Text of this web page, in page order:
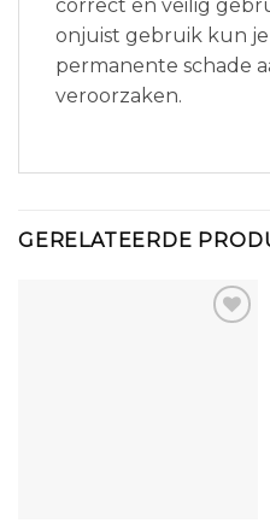
correct en veilig
onjuist gebruik kun
permanente schade
veroorzaken.
GERELATEERDE